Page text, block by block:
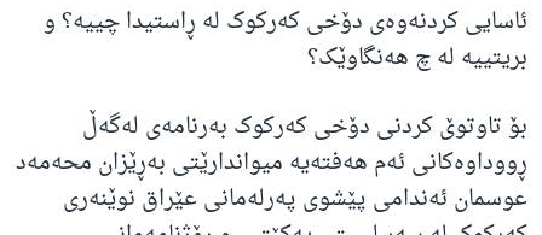
ئاسایی کردنەوەی دۆخی کەرکوک لە ڕاستیدا چییە؟ و
بریتییە لە چ هەنگاوێک؟
بۆ تاوتوێ کردنی دۆخی کەرکوک بەرنامەی لەگەڵ
ڕووداوەکانی ئەم هەفتەیە میواندارێتی بەڕێزان محەمەد
عوسمان ئەندامی پێشوی پەرلەمانی عێراق نوێنەری